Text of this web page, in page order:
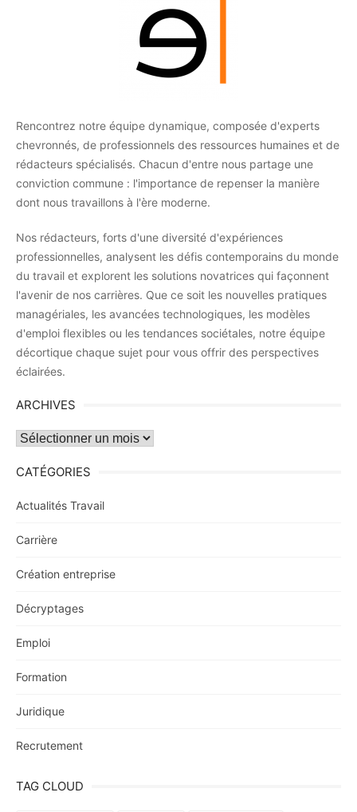
Rencontrez notre équipe dynamique, composée d'experts
chevronnés, de professionnels des ressources humaines et de
rédacteurs spécialisés. Chacun d'entre nous partage une
conviction commune : l'importance de repenser la manière
dont nous travaillons à l'ère moderne.
Nos rédacteurs, forts d'une diversité d'expériences
professionnelles, analysent les défis contemporains du monde
du travail et explorent les solutions novatrices qui façonnent
l'avenir de nos carrières. Que ce soit les nouvelles pratiques
managériales, les avancées technologiques, les modèles
d'emploi flexibles ou les tendances sociétales, notre équipe
décortique chaque sujet pour vous offrir des perspectives
éclairées.
ARCHIVES
Archives
CATÉGORIES
Actualités Travail
Carrière
Création entreprise
Décryptages
Emploi
Formation
Juridique
Recrutement
TAG CLOUD